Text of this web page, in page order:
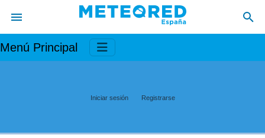
Menú Principal
Iniciar sesión Registrarse